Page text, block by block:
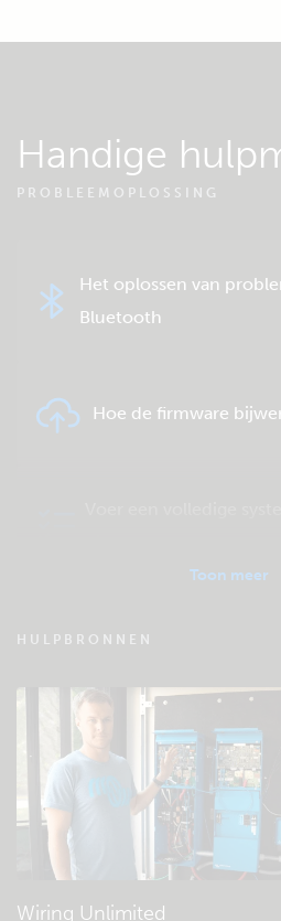
Handige
PROBLEEMOPLOSSING
Het oplossen van
Bluetooth
Hoe de firmware
VRM - Veel gestelde
Bekijk de Community
Algemene downloads
Toon meer
HULPBRONNEN
Wiring Unlimited